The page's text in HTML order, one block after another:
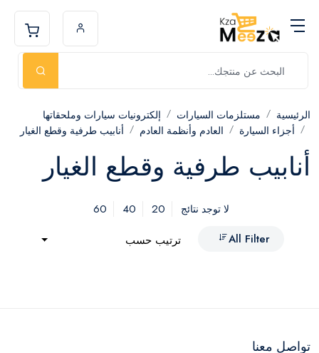
الرئيسية مستلزمات السيارات
إلكترونيات سيارات وملحقاتها
أجزاء السيارة
العادم وأنظمة العادم أنابيب طرفية وقطع الغيار
أنابيب طرفية وقطع الغيار
لا توجد نتائج 20
40
60
All Filter
ترتيب حسب
تواصل معنا